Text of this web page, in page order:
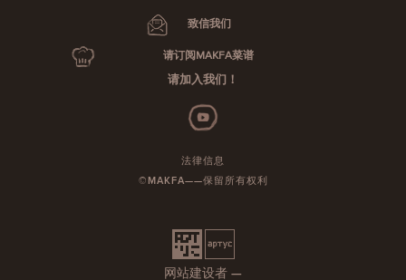
致信我们
请订阅MAKFA菜谱
请加入我们！
法律信息
©MAKFA——保留所有权利
网站建设者 —